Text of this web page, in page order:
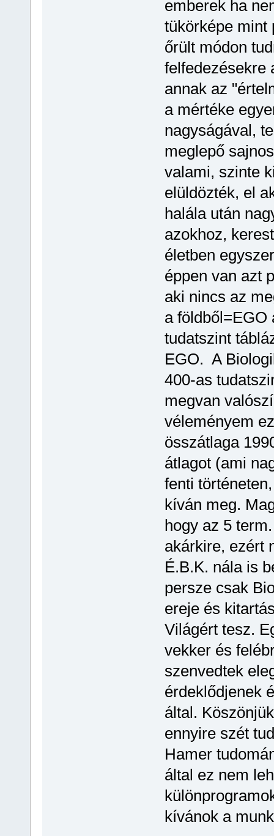
emberek ha
tükörképe mint
őrült módon
felfedezésekre
annak az
a mértéke
nagyságával,
meglepő
valami, szinte
elüldözték, el
halála után
azokhoz,
életben
éppen van azt
aki nincs az
a földből=EGO
tudatszint
EGO. A
400-as
megvan
véleményem
összátlaga
átlagot (ami
fenti
kíván meg.
hogy az 5
akárkire, ezért
É.B.K. nála is
persze csak
ereje és
Világért tesz.
vekker és
szenvedtek
érdeklődjenek
által.
ennyire szét
Hamer
által ez nem
kívánok a